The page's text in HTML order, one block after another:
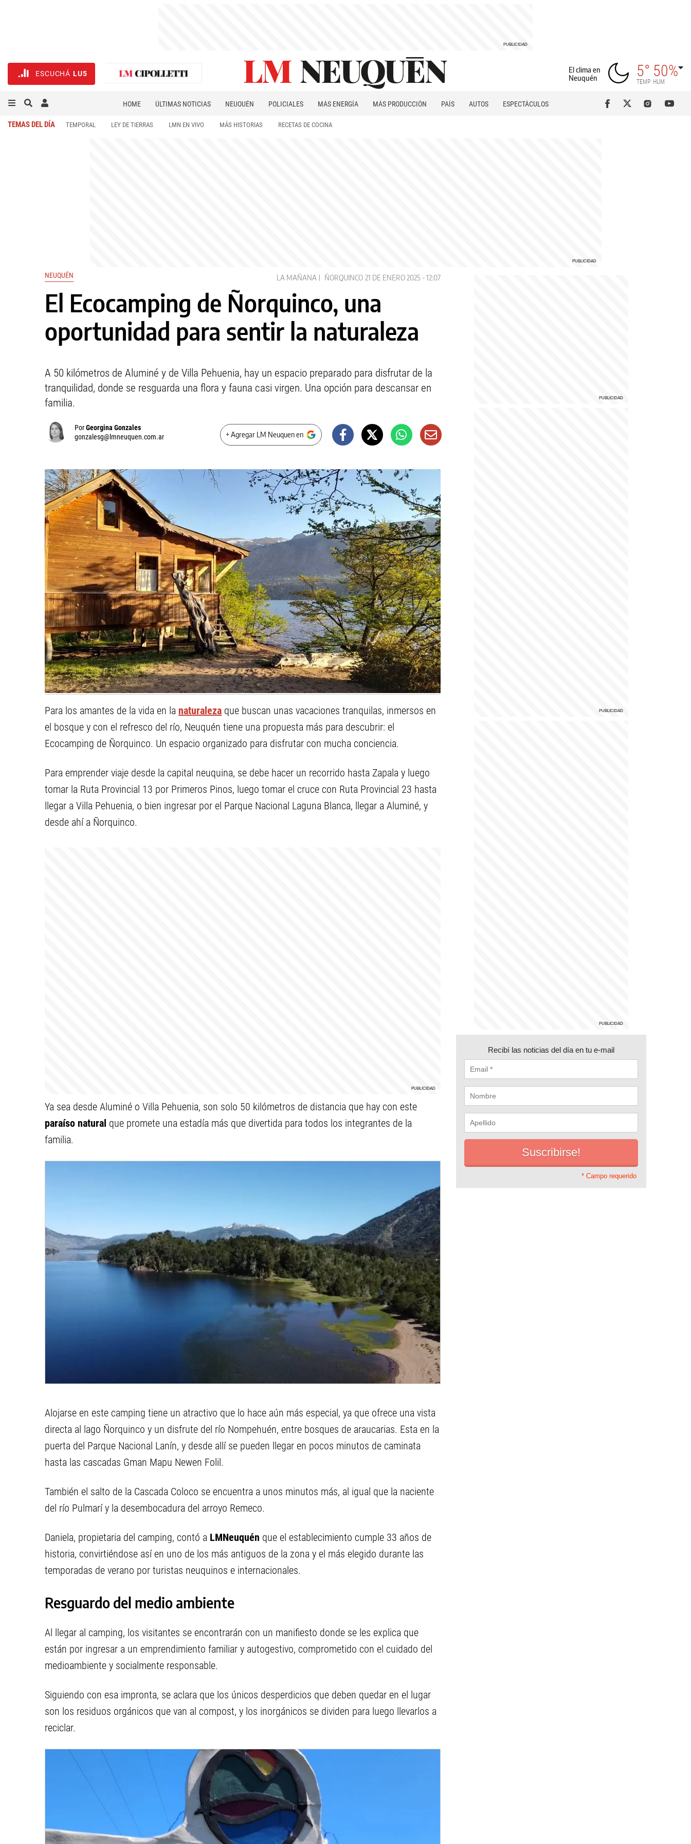
ESCUCHÁ LU5
El clima en
Neuquén
5°
TEMP
50%
HUM
HOME ÚLTIMAS NOTICIAS NEUQUÉN POLICIALES MÁS ENERGÍA MÁS PRODUCCIÓN PAÍS AUTOS
ESPECTÁCULOS
TEMAS DEL DÍA TEMPORAL LEY DE TIERRAS LMN EN VIVO MÁS HISTORIAS RECETAS DE COCINA
NEUQUÉN LA MAÑANA ÑORQUINCO 21 DE ENERO 2025 - 12:07
El Ecocamping de Ñorquinco, una
oportunidad para sentir la naturaleza
A 50 kilómetros de Aluminé y de Villa Pehuenia, hay un espacio preparado para disfrutar de la
tranquilidad, donde se resguarda una flora y fauna casi virgen. Una opción para descansar en
familia.
PorGeorgina Gonzales
gonzalesg@lmneuquen.com.ar
+ Agregar LM Neuquen en
Para los amantes de la vida en la naturaleza que buscan unas vacaciones tranquilas, inmersos en
el bosque y con el refresco del río, Neuquén tiene una propuesta más para descubrir: el
Ecocamping de Ñorquinco. Un espacio organizado para disfrutar con mucha conciencia.
Para emprender viaje desde la capital neuquina, se debe hacer un recorrido hasta Zapala y luego
tomar la Ruta Provincial 13 por Primeros Pinos, luego tomar el cruce con Ruta Provincial 23 hasta
llegar a Villa Pehuenia, o bien ingresar por el Parque Nacional Laguna Blanca, llegar a Aluminé, y
desde ahí a Ñorquinco.
Ya sea desde Aluminé o Villa Pehuenia, son solo 50 kilómetros de distancia que hay con este
paraíso natural que promete una estadía más que divertida para todos los integrantes de la
familia.
Alojarse en este camping tiene un atractivo que lo hace aún más especial, ya que ofrece una vista
directa al lago Ñorquinco y un disfrute del río Nompehuén, entre bosques de araucarias. Esta en la
puerta del Parque Nacional Lanín, y desde allí se pueden llegar en pocos minutos de caminata
hasta las cascadas Gman Mapu Newen Folil.
También el salto de la Cascada Coloco se encuentra a unos minutos más, al igual que la naciente
del río Pulmarí y la desembocadura del arroyo Remeco.
Daniela, propietaria del camping, contó a LMNeuquén que el establecimiento cumple 33 años de
historia, convirtiéndose así en uno de los más antiguos de la zona y el más elegido durante las
temporadas de verano por turistas neuquinos e internacionales.
Resguardo del medio ambiente
Al llegar al camping, los visitantes se encontrarán con un manifiesto donde se les explica que
están por ingresar a un emprendimiento familiar y autogestivo, comprometido con el cuidado del
medioambiente y socialmente responsable.
Siguiendo con esa impronta, se aclara que los únicos desperdicios que deben quedar en el lugar
son los residuos orgánicos que van al compost, y los inorgánicos se dividen para luego llevarlos a
reciclar.
Recibí las noticias del día en tu e-mail
* Campo requerido